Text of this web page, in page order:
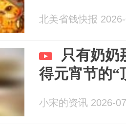
北美省钱快报
只有奶奶
得元宵节的“
小宋的资讯 2026-